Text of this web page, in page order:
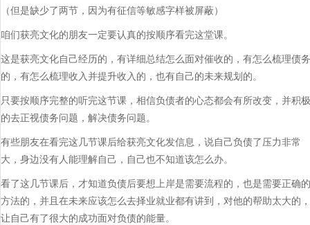
（但是缺少了两节，因为有征信等敏感字样被屏蔽）
咱们获亮文化的朋友一定要认真的按顺序看完这堂课。
这是获亮文化自己经历的，有详细总结怎么面对催收的，有怎么梳理债务
的，有怎么梳理收入并提升收入的，也有自己的未来规划的。
只要按顺序完整的听完这节课，相信负债者的心态都会有所改变，并积极
的去正视债务问题，解决债务问题。
有些朋友在看完这几节课后给获亮文化发信息，说自己负债了压力非常
大，身边没有人能理解自己，自己也不知道该怎么办。
看了这几节课后，才知道负债后要想上岸是需要流程的，也是需要正确的
方法的，并且在未来应该怎么去择业就业都有讲到，对他的帮助太大的，
让自己有了很大的成功面对负债的能量。